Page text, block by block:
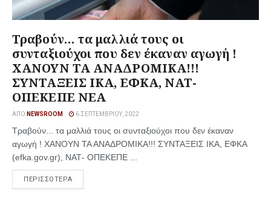
Τραβούν… τα μαλλιά τους οι
συνταξιούχοι που δεν έκαναν αγωγή !
ΧΑΝΟΥΝ ΤΑ ΑΝΑΔΡΟΜΙΚΑ!!!
ΣΥΝΤΑΞΕΙΣ ΙΚΑ, ΕΦΚΑ, ΝΑΤ-
ΟΠΕΚΕΠΕ ΝΕΑ
ΑΠΌ NEWSROOM 6 ΣΕΠΤΕΜΒΡΊΟΥ, 2022
Τραβούν... τα μαλλιά τους οι συνταξιούχοι που δεν έκαναν
αγωγή ! ΧΑΝΟΥΝ ΤΑ ΑΝΑΔΡΟΜΙΚΑ!!! ΣΥΝΤΑΞΕΙΣ ΙΚΑ, ΕΦΚΑ
(efka.gov.gr), ΝΑΤ- ΟΠΕΚΕΠΕ ...
ΠΕΡΙΣΣΟΤΕΡΑ